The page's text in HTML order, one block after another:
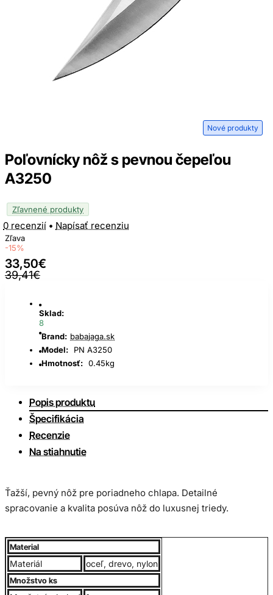
Nové produkty
Poľovnícky nôž s pevnou čepeľou
A3250
Zľavnené produkty
0 recenzií • Napísať recenziu
Zľava
-15%
33,50€
39,41€
Sklad:
8
Brand: babajaga.sk
Model:
PN A3250
Hmotnosť: 0.45kg
Popis produktu
Špecifikácia
Recenzie
Na stiahnutie
Ťažší, pevný nôž pre poriadneho chlapa. Detailné
spracovanie a kvalita posúva nôž do luxusnej triedy.
Spoločnosť Columbiajedlhoročný výrobca poľovníckych
nožov zČíny. Pri výrobe každého jedného noža výrobca
venuje mimoriadnu pozornosť detailnému a precíznemu
spracovanie, využíva výhradne kvalitné materiály s dôrazom
Material
Materiál oceľ, drevo, nylon
Množstvo ks